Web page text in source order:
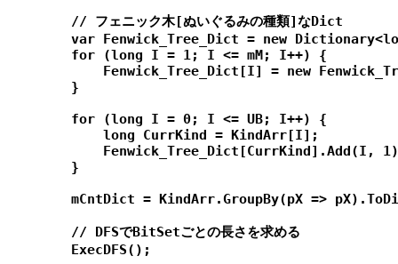
        // フェニック木[ぬいぐるみの種類]なDict
var Fenwick_Tree_Dict = new
        for (long I = 1; I <= mM; I++) {
Fenwick_Tree_Dict[I] = new
        }
        for (long I = 0; I <= UB; I++) {
            long CurrKind = KindArr[I];
Fenwick_Tree_Dict[CurrKind].Add(I,
        }
mCntDict = KindArr.GroupBy(pX =>
        // DFSでBitSetごとの長さを求める
        ExecDFS();